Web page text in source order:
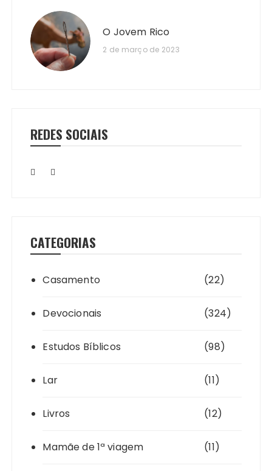
O Jovem Rico
2 de março de 2023
REDES SOCIAIS
CATEGORIAS
Casamento (22)
Devocionais (324)
Estudos Bíblicos (98)
Lar (11)
Livros (12)
Mamãe de 1ª viagem (11)